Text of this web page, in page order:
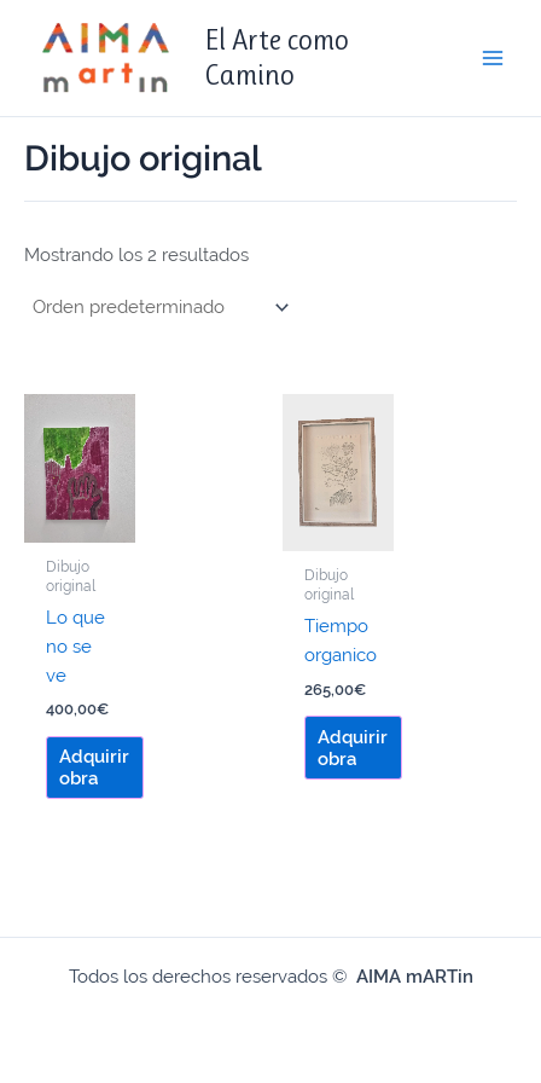
contenido
El Arte como
Camino
Dibujo original
Mostrando los 2 resultados
Dibujo
original
Lo que
no se
ve
400,00€
Adquirir
obra
Dibujo
original
Tiempo
organico
265,00€
Adquirir
obra
Todos los derechos reservados © AIMA mARTin